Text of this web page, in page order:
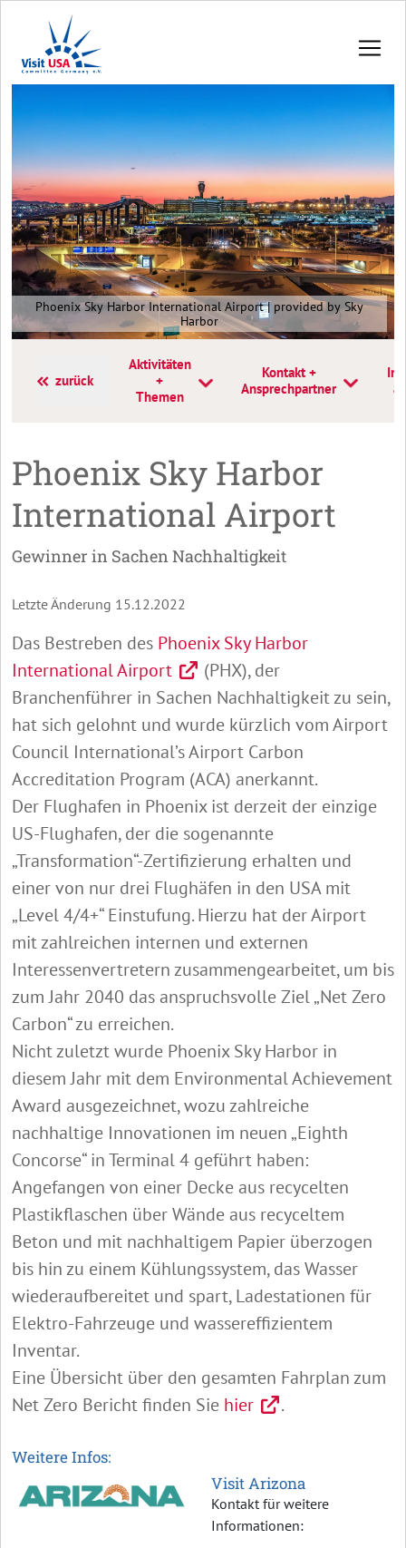
Phoenix Sky Harbor International Airport | provided by Sky
Harbor
zurück
Aktivitäten
+
Themen
Kontakt +
Ansprechpartner
Phoenix Sky Harbor
International Airport
Gewinner in Sachen Nachhaltigkeit
Letzte Änderung 15.12.2022
Das Bestreben des Phoenix Sky Harbor
International Airport
(PHX), der
Branchenführer in Sachen Nachhaltigkeit zu sein,
hat sich gelohnt und wurde kürzlich vom Airport
Council International’s Airport Carbon
Accreditation Program (ACA) anerkannt.
Der Flughafen in Phoenix ist derzeit der einzige
US-Flughafen, der die sogenannte
„Transformation“-Zertifizierung erhalten und
einer von nur drei Flughäfen in den USA mit
„Level 4/4+“ Einstufung. Hierzu hat der Airport
mit zahlreichen internen und externen
Interessenvertretern zusammengearbeitet, um bis
zum Jahr 2040 das anspruchsvolle Ziel „Net Zero
Carbon“ zu erreichen.
Nicht zuletzt wurde Phoenix Sky Harbor in
diesem Jahr mit dem Environmental Achievement
Award ausgezeichnet, wozu zahlreiche
nachhaltige Innovationen im neuen „Eighth
Concorse“ in Terminal 4 geführt haben:
Angefangen von einer Decke aus recycelten
Plastikflaschen über Wände aus recyceltem
Beton und mit nachhaltigem Papier überzogen
bis hin zu einem Kühlungssystem, das Wasser
wiederaufbereitet und spart, Ladestationen für
Elektro-Fahrzeuge und wassereffizientem
Inventar.
Eine Übersicht über den gesamten Fahrplan zum
Net Zero Bericht finden Sie hier .
Weitere Infos:
Visit Arizona
Kontakt für weitere
Informationen: